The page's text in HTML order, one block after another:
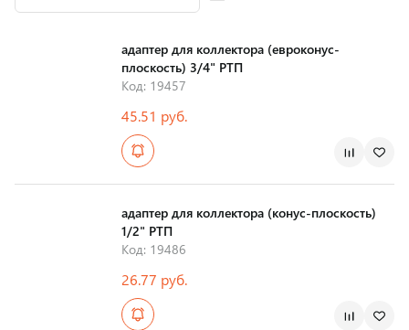
адаптер для коллектора (евроконус-
плоскость) 3/4" РТП
Код: 19457
45.51 руб.
адаптер для коллектора (конус-плоскость)
1/2" РТП
Код: 19486
26.77 руб.